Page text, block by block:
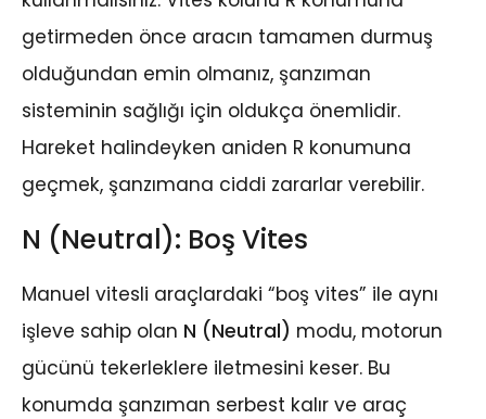
getirmeden önce aracın tamamen durmuş
olduğundan emin olmanız, şanzıman
sisteminin sağlığı için oldukça önemlidir.
Hareket halindeyken aniden R konumuna
geçmek, şanzımana ciddi zararlar verebilir.
N (Neutral): Boş Vites
Manuel vitesli araçlardaki “boş vites” ile aynı
işleve sahip olan N (Neutral) modu, motorun
gücünü tekerleklere iletmesini keser. Bu
konumda şanzıman serbest kalır ve araç